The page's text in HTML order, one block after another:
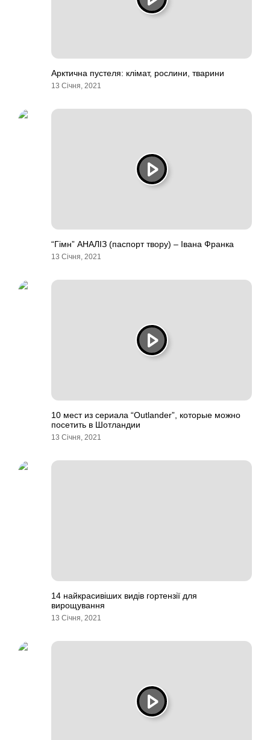
Арктична пустеля: клімат, рослини, тварини
13 Січня, 2021
“Гімн” АНАЛІЗ (паспорт твору) – Івана Франка
13 Січня, 2021
10 мест из сериала “Outlander”, которые можно
посетить в Шотландии
13 Січня, 2021
14 найкрасивіших видів гортензії для
вирощування
13 Січня, 2021